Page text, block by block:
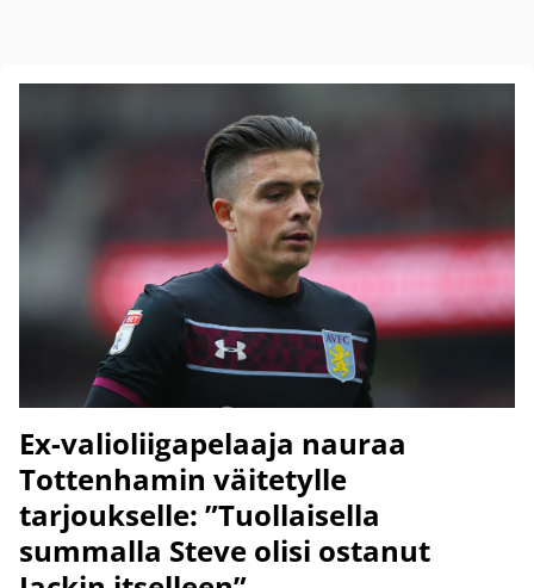
Ex-valioliigapelaaja nauraa
Tottenhamin väitetylle
tarjoukselle: ”Tuollaisella
summalla Steve olisi ostanut